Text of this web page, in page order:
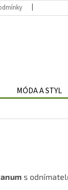
MÓDA A STYL
s